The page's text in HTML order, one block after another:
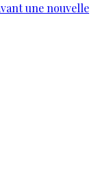
une nouvelle